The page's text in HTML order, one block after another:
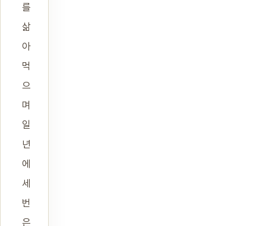
를
삶
아
먹
으
며
일
년
에
세
번
은